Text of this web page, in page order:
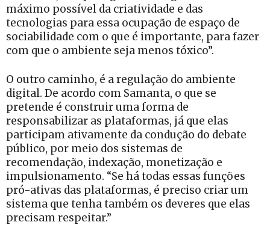
máximo possível da criatividade e das
tecnologias para essa ocupação de espaço de
sociabilidade com o que é importante, para fazer
com que o ambiente seja menos tóxico”.
O outro caminho, é a regulação do ambiente
digital. De acordo com Samanta, o que se
pretende é construir uma forma de
responsabilizar as plataformas, já que elas
participam ativamente da condução do debate
público, por meio dos sistemas de
recomendação, indexação, monetização e
impulsionamento. “Se há todas essas funções
pró-ativas das plataformas, é preciso criar um
sistema que tenha também os deveres que elas
precisam respeitar.”